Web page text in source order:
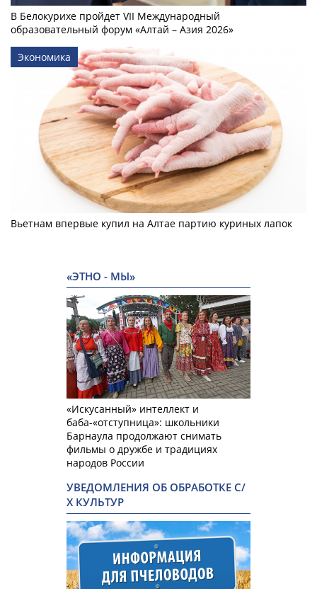
В Белокурихе пройдет VII Международный
образовательный форум «Алтай – Азия 2026»
Экономика
Вьетнам впервые купил на Алтае партию куриных лапок
«ЭТНО - МЫ»
«Искусанный» интеллект и
баба-«отступница»: школьники
Барнаула продолжают снимать
фильмы о дружбе и традициях
народов России
УВЕДОМЛЕНИЯ ОБ ОБРАБОТКЕ С/
Х КУЛЬТУР